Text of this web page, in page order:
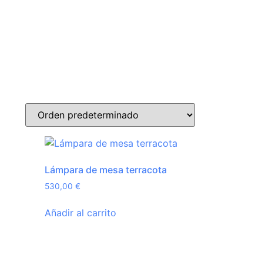
Lámpara de mesa terracota
530,00€
Añadir al carrito